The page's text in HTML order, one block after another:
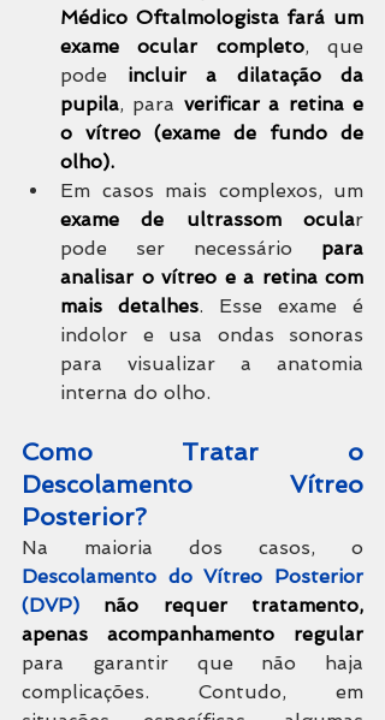
Médico Oftalmologista fará um
exame ocular completo, que
pode incluir a dilatação da
pupila, para verificar a retina e
o vítreo (exame de fundo de
olho).
exame de ultrassom ocular
pode ser necessário para
analisar o vítreo e a retina com
mais detalhes. Esse exame é
indolor e usa ondas sonoras
para visualizar a anatomia
interna do olho.
Como Tratar o
Descolamento Vítreo
Posterior?
Descolamento do Vítreo Posterior
(DVP) não requer tratamento,
apenas acompanhamento regular
para garantir que não haja
complicações. Contudo, em